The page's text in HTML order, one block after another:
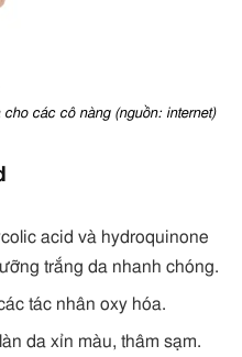
các cô nàng (nguồn: internet)
acid và hydroquinone
trắng da nhanh chóng.
tác nhân oxy hóa.
da xỉn màu, thâm sạm.